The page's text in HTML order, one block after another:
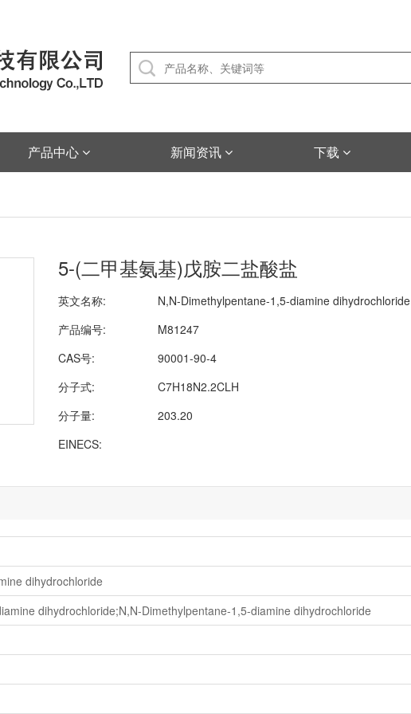
产品中心 新闻资讯 下载
5-(二甲基氨基)戊胺二盐酸盐
英文名称:
N,N-Dimethylpentane-1,5-diamine dihydrochloride
产品编号:
M81247
CAS号:
90001-90-4
分子式:
C7H18N2.2CLH
分子量:
203.20
EINECS:
dihydrochloride
dihydrochloride;N,N-Dimethylpentane-1,5-diamine dihydrochloride